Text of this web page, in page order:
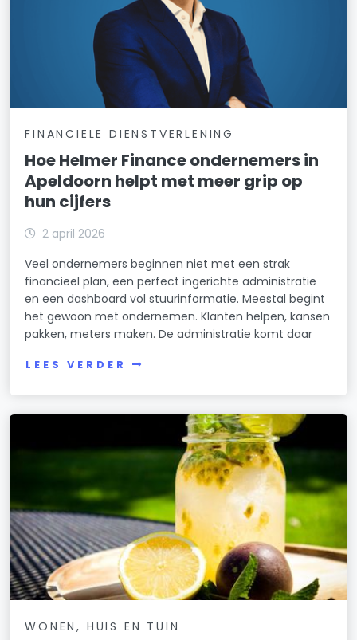
FINANCIELE DIENSTVERLENING
Hoe Helmer Finance ondernemers in
Apeldoorn helpt met meer grip op
hun cijfers
2 april 2026
Veel ondernemers beginnen niet met een strak
financieel plan, een perfect ingerichte administratie
en een dashboard vol stuurinformatie. Meestal begint
het gewoon met ondernemen. Klanten helpen, kansen
pakken, meters maken. De administratie komt daar
LEES VERDER
WONEN, HUIS EN TUIN